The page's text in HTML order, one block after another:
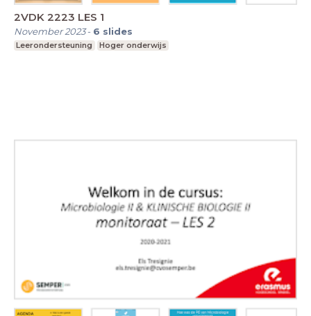
2VDK 2223 LES 1
November 2023- 6 slides
Leerondersteuning Hoger onderwijs